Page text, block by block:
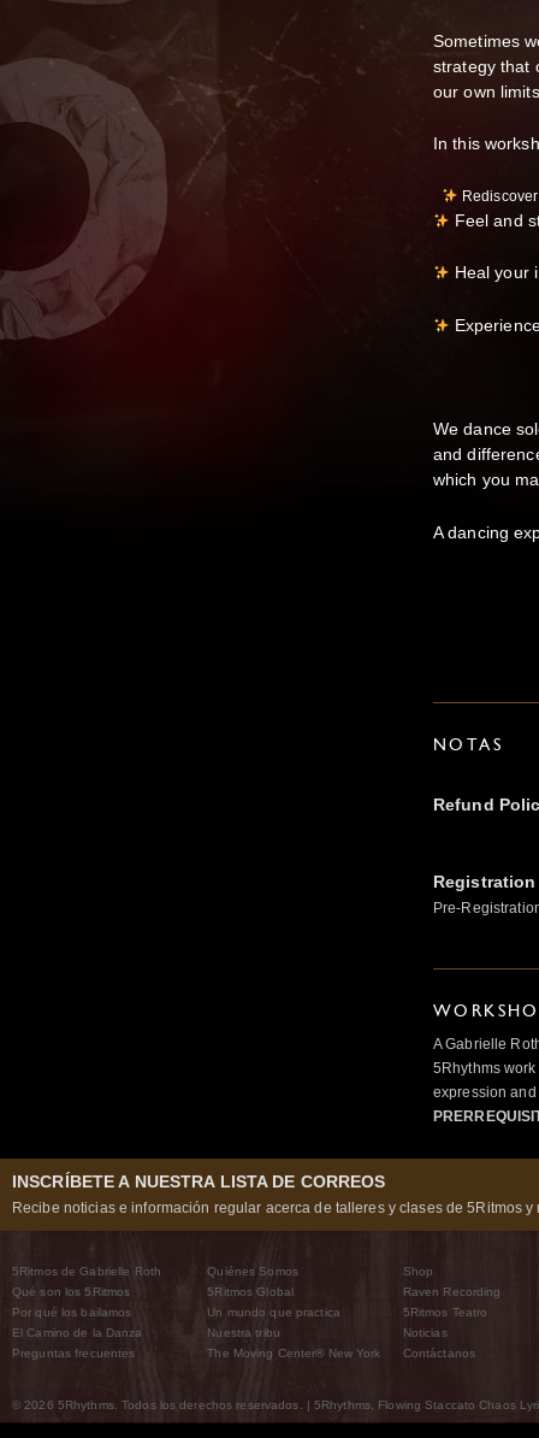
Sometimes
strategy that
our own
In this
Feel and
Heal your
We dance
and
which you
A dancing
NOTAS
Refund
Pre-
A Gabrielle
5Rhythms
expression
INSCRÍBETE A NUESTRA LISTA DE CORREOS
Recibe noticias e información regular acerca de talleres y clases de 5Ritmos y
5Ritmos de Gabrielle Roth
Qué son los 5Ritmos
Por qué los bailamos
El Camino de la Danza
Preguntas frecuentes
Quiénes Somos
5Ritmos Global
Un mundo que practica
Nuestra tribu
The Moving Center® New York
Shop
Raven Recording
5Ritmos Teatro
Noticias
Contáctanos
© 2026 5Rhythms. Todos los derechos reservados. | 5Rhythms, Flowing Staccato Chaos